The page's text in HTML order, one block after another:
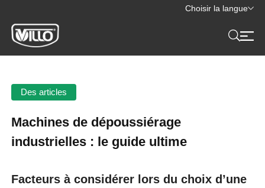
Choisir la langue
Des articles
Machines de dépoussiérage
industrielles : le guide ultime
Facteurs à considérer lors du choix d’une